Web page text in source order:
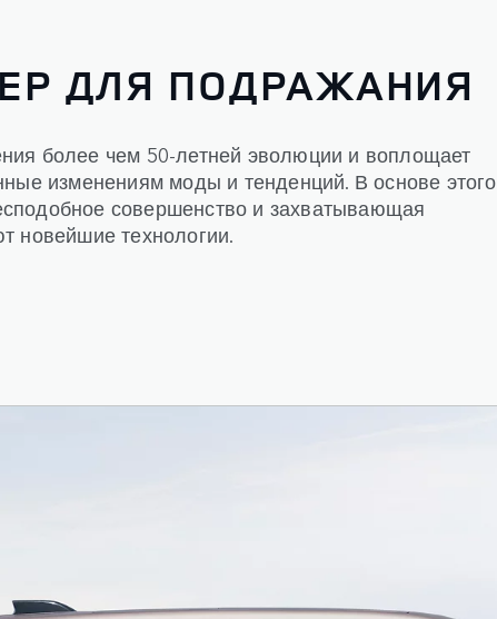
ДЛЯ ПОДРАЖАНИЯ
более чем 50-летней эволюции и воплощает
изменениям моды и тенденций. В основе этого
совершенство и захватывающая
новейшие технологии.